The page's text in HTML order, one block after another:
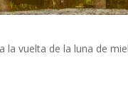
vuelta de la luna de